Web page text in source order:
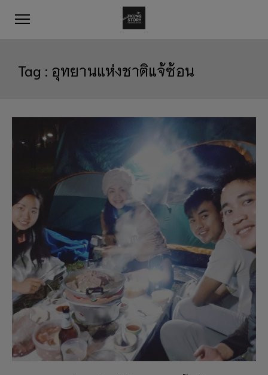
Tag : อุทยานแห่งชาติแจ้ซ้อน